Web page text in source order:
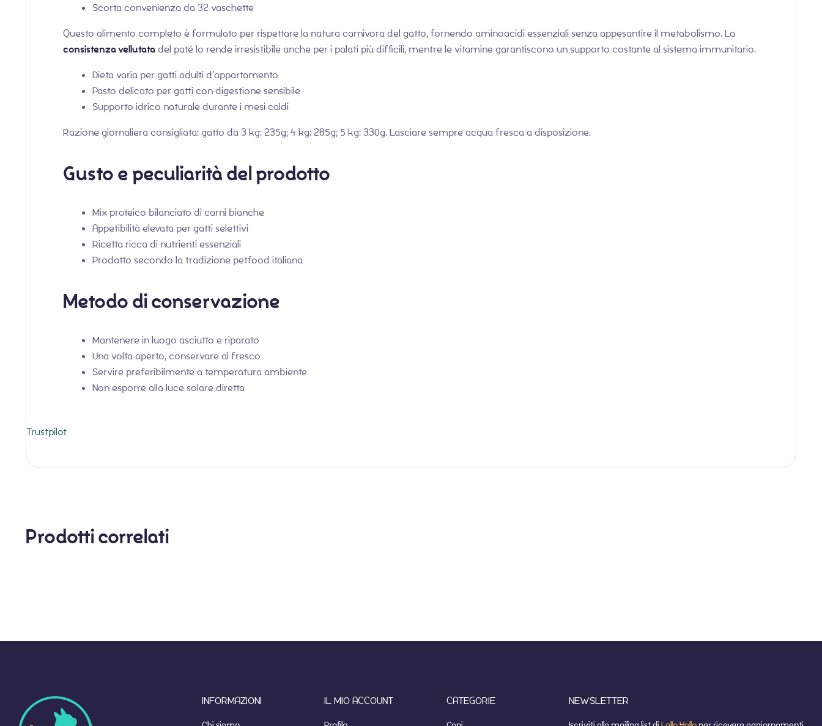
Scorta convenienza da 32 vaschette
Questo alimento completo è formulato per rispettare la natura carnivora del gatto, fornendo aminoacidi essenziali senza appesantire il metabolismo. La
consistenza vellutatadel paté lo rende irresistibile anche per i palati più difficili, mentre le vitamine garantiscono un supporto costante al sistema immunitario.
Dieta varia per gatti adulti d’appartamento
Pasto delicato per gatti con digestione sensibile
Supporto idrico naturale durante i mesi caldi
Razione giornaliera consigliata: gatto da 3 kg: 235g; 4 kg: 285g; 5 kg: 330g. Lasciare sempre acqua fresca a disposizione.
Gusto e peculiarità del prodotto
Mix proteico bilanciato di carni bianche
Appetibilità elevata per gatti selettivi
Ricetta ricca di nutrienti essenziali
Prodotto secondo la tradizione petfood italiana
Metodo di conservazione
Mantenere in luogo asciutto e riparato
Una volta aperto, conservare al fresco
Servire preferibilmente a temperatura ambiente
Non esporre alla luce solare diretta
Trustpilot
Prodotti correlati
INFORMAZIONI IL MIO ACCOUNT CATEGORIE NEWSLETTER